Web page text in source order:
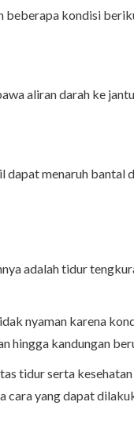
beberapa kondisi
aliran darah ke
menaruh bantal
adalah tidur
nyaman karena
hingga kandungan
tidur serta kesehatan
cara yang dapat